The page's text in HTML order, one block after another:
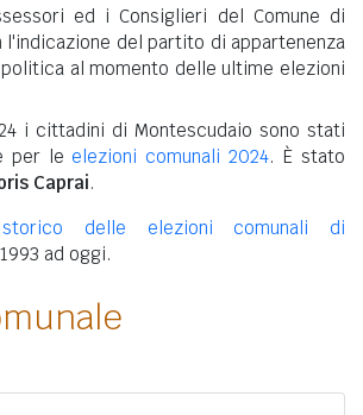
ed i Consiglieri del Comune di
l'indicazione del partito di appartenenza
al momento delle ultime elezioni
i cittadini di Montescudaio sono stati
per le elezioni comunali 2024. È stato
Caprai.
delle elezioni comunali di
ad oggi.